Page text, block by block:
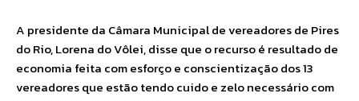
A presidente da Câmara Municipal de vereadores de Pires
do Rio, Lorena do Vôlei, disse que o recurso é resultado de
economia feita com esforço e conscientização dos 13
vereadores que estão tendo cuido e zelo necessário com